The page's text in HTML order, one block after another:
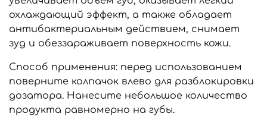
охлаждающий эффект, а также обладает
антибактериальным действием, снимает
зуд и обеззараживает поверхность кожи.
Способ применения: перед использованием
поверните колпачок влево для разблокировки
дозатора. Нанесите небольшое количество
продукта равномерно на губы.